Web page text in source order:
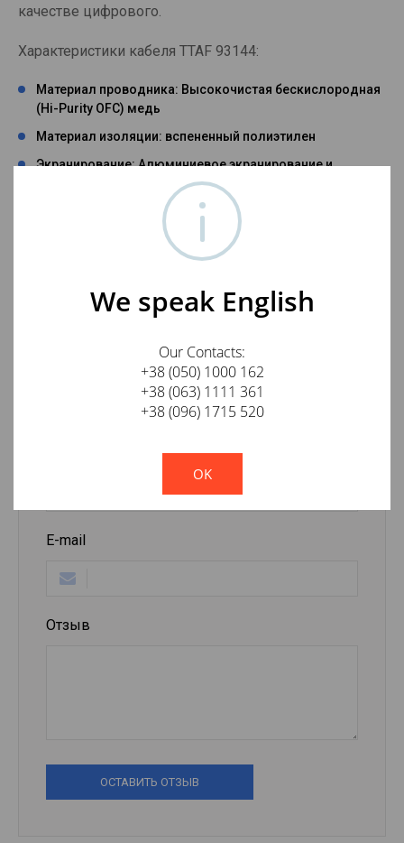
качестве цифрового.
Характеристики кабеля TTAF 93144:
Материал проводника: Высокочистая бескислородная
(Hi-Purity OFC) медь
Материал изоляции: вспененный полиэтилен
Экранирование: Алюминиевое экранирование и
оплетка из 128 жил из бескислородной меди
Сопротивление: 20.44 Ом/км
Отзывы о TTAF 93144 Silver Line
Оставить отзыв о товаре
E-mail
Отзыв
ОСТАВИТЬ ОТЗЫВ
We speak English
Our Contacts:
+38 (050) 1000 162
+38 (063) 1111 361
+38 (096) 1715 520
!
Not valid!
OK